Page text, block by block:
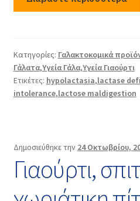
Κατηγορίες: Γαλακτοκομικά
Γάλατα,Υγεία Γάλα,Υγεία Γιαούρτι
Ετικέτες: hypolactasia,lactase
intolerance,lactose maldigestion
Δημοσιεύθηκε την 24 Οκτωβρίου,
Γιαούρτι,